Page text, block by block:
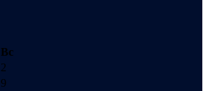
Вс
2
9